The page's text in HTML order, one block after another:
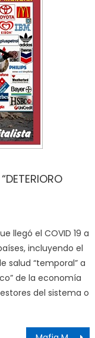
llegó el COVID 19 a
incluyendo el
salud “temporal” a
de la economía
del sistema o